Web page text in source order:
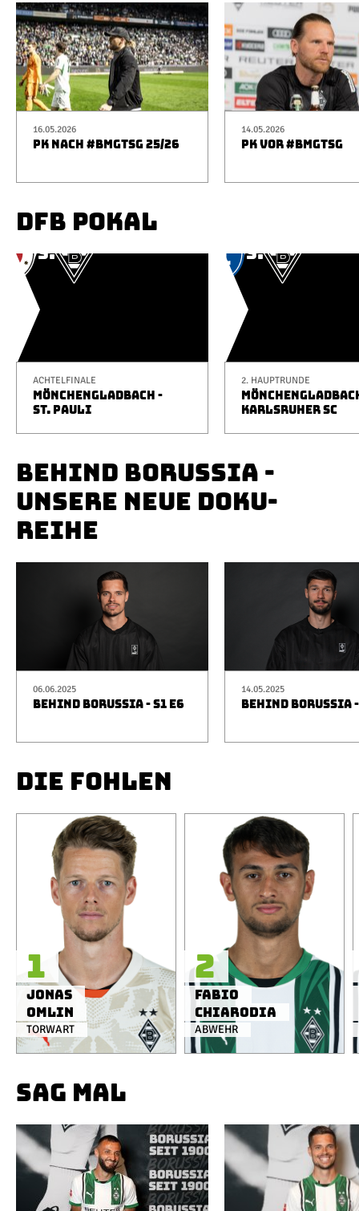
16.05.2026
PK NACH #BMGTSG 25/26
14.05.2026
PK VOR #BMGTSG
DFB POKAL
ACHTELFINALE
MÖNCHENGLADBACH -
ST. PAULI
2. HAUPTRUNDE
KARLSRUHER SC
BEHIND BORUSSIA -
UNSERE NEUE DOKU-
REIHE
06.06.2025
BEHIND BORUSSIA - S1 E6
14.05.2025
BEHIND BORUSSIA
DIE FOHLEN
TORWART
Jonas
Omlin
1
ABWEHR
Fabio
Chiarodia
2
SAG MAL